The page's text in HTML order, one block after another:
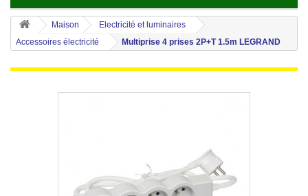
Maison
Electricité et luminaires
Accessoires électricité
Multiprise 4 prises 2P+T 1.5m LEGRAND